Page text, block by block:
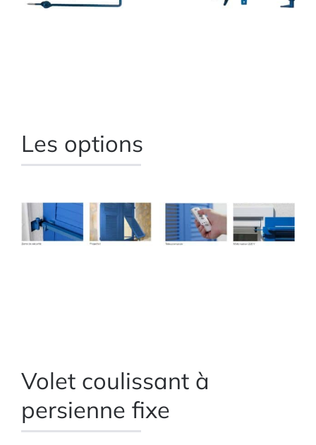
Les options
Volet coulissant à
persienne fixe